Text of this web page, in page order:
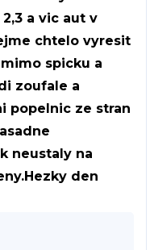
a vic aut v
chtelo vyresit
spicku a
zoufale a
popelnic ze stran
neustaly na
den